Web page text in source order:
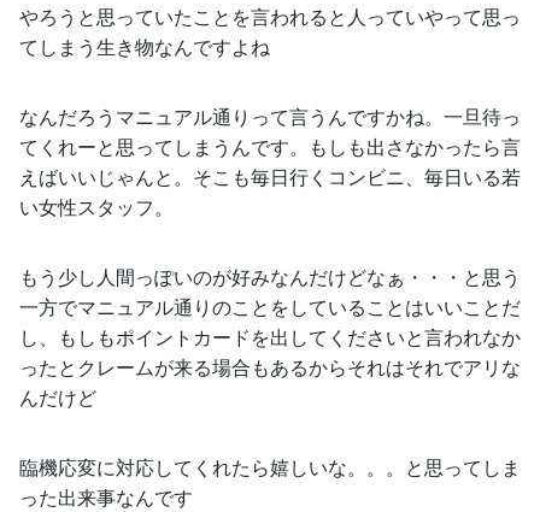
やろうと思っていたことを言われると人っていやって思っ
てしまう生き物なんですよね
なんだろうマニュアル通りって言うんですかね。一旦待っ
てくれーと思ってしまうんです。もしも出さなかったら言
えばいいじゃんと。そこも毎日行くコンビニ、毎日いる若
い女性スタッフ。
もう少し人間っぽいのが好みなんだけどなぁ・・・と思う
一方でマニュアル通りのことをしていることはいいことだ
し、もしもポイントカードを出してくださいと言われなか
ったとクレームが来る場合もあるからそれはそれでアリな
んだけど
臨機応変に対応してくれたら嬉しいな。。。と思ってしま
った出来事なんです